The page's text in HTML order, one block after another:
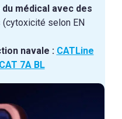
du médical avec des
(cytoxicité selon EN
navale : CATLine
7A BL